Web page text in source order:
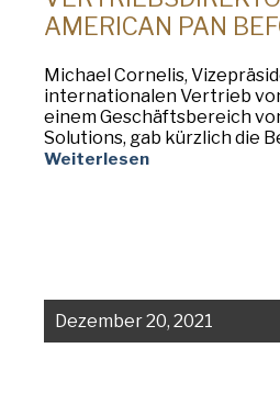
AMERICAN PAN
Michael Cornelis,
internationalen Vertrieb
einem Geschäftsbereich
Solutions, gab kürzlich die
Weiterlesen
Dezember 20, 2021